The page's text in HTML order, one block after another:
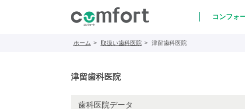
コンフォ
ホーム 取扱い歯科医院 津留歯科医院
津留歯科医院
歯科医院データ